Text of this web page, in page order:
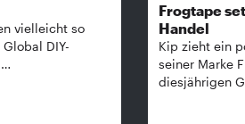
vielleicht so
DIY-
Frogtape
Handel
Kip zieht ein
seiner Marke
diesjährigen